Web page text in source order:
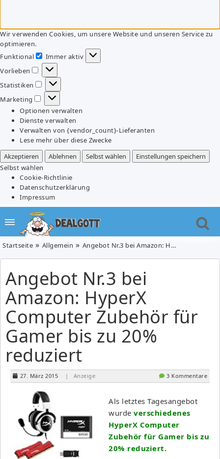
Wir verwenden Cookies, um unsere Website und unseren Service zu
optimieren.
Funktional
Funktional
Immer aktiv
Vorlieben
Vorlieben
Statistiken
Statistiken
Marketing
Marketing
Optionen verwalten
Dienste verwalten
Verwalten von {vendor_count}-Lieferanten
Lese mehr über diese Zwecke
Akzeptieren
Ablehnen Selbst wählen
Einstellungen speichern
Selbst wählen
Cookie-Richtlinie
Datenschutzerklärung
Impressum
Startseite Allgemein Angebot Nr.3 bei Amazon: HyperX Computer Zubehör für Gamer bis zu 20% reduziert
Angebot Nr.3 bei
Amazon: HyperX
Computer Zubehör für
Gamer bis zu 20%
reduziert
27. März 2015 | Anzeige 3 Kommentare
Als letztes Tagesangebot
wurde verschiedenes
HyperX Computer
Zubehör für Gamer bis zu
20% reduziert.